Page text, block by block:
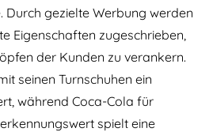
Durch gezielte Werbung werden
Eigenschaften zugeschrieben,
der Kunden zu verankern.
seinen Turnschuhen ein
während Coca-Cola für
spielt eine